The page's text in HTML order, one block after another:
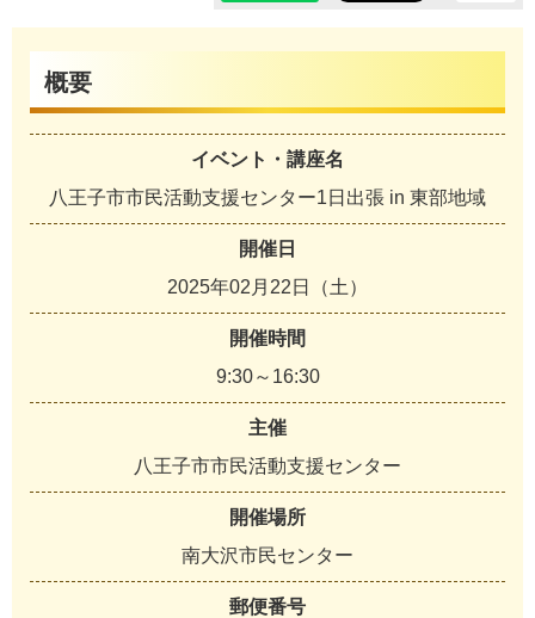
概要
イベント・講座名
八王子市市民活動支援センター1日出張 in 東部地域
開催日
2025年02月22日（土）
開催時間
9:30～16:30
主催
八王子市市民活動支援センター
開催場所
南大沢市民センター
郵便番号